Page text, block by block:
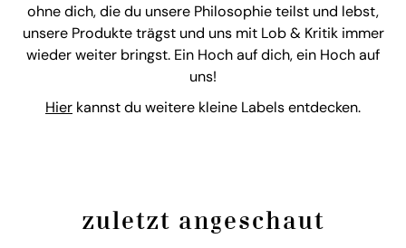
ohne dich, die du unsere Philosophie teilst und lebst,
unsere Produkte trägst und uns mit Lob & Kritik immer
wieder weiter bringst. Ein Hoch auf dich, ein Hoch auf
uns!
Hier kannst du weitere kleine Labels entdecken.
zuletzt angeschaut